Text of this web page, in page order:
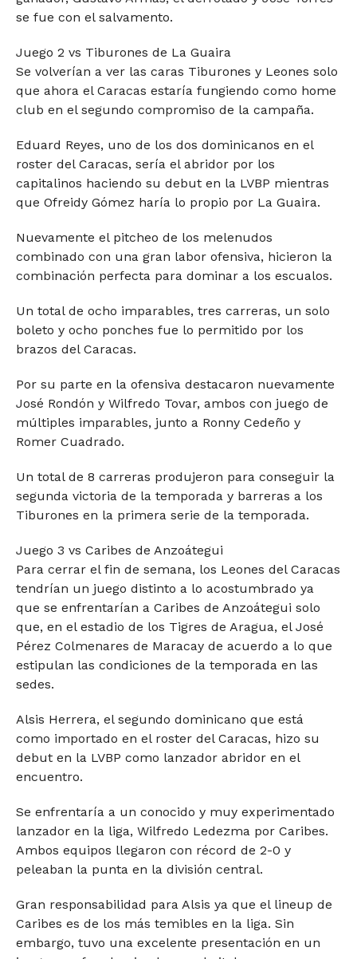
se fue con el salvamento.
Juego 2 vs Tiburones de La Guaira
Se volverían a ver las caras Tiburones y Leones solo
que ahora el Caracas estaría fungiendo como home
club en el segundo compromiso de la campaña.
Eduard Reyes, uno de los dos dominicanos en el
roster del Caracas, sería el abridor por los
capitalinos haciendo su debut en la LVBP mientras
que Ofreidy Gómez haría lo propio por La Guaira.
Nuevamente el pitcheo de los melenudos
combinado con una gran labor ofensiva, hicieron la
combinación perfecta para dominar a los escualos.
Un total de ocho imparables, tres carreras, un solo
boleto y ocho ponches fue lo permitido por los
brazos del Caracas.
Por su parte en la ofensiva destacaron nuevamente
José Rondón y Wilfredo Tovar, ambos con juego de
múltiples imparables, junto a Ronny Cedeño y
Romer Cuadrado.
Un total de 8 carreras produjeron para conseguir la
segunda victoria de la temporada y barreras a los
Tiburones en la primera serie de la temporada.
Juego 3 vs Caribes de Anzoátegui
Para cerrar el fin de semana, los Leones del Caracas
tendrían un juego distinto a lo acostumbrado ya
que se enfrentarían a Caribes de Anzoátegui solo
que, en el estadio de los Tigres de Aragua, el José
Pérez Colmenares de Maracay de acuerdo a lo que
estipulan las condiciones de la temporada en las
sedes.
Alsis Herrera, el segundo dominicano que está
como importado en el roster del Caracas, hizo su
debut en la LVBP como lanzador abridor en el
encuentro.
Se enfrentaría a un conocido y muy experimentado
lanzador en la liga, Wilfredo Ledezma por Caribes.
Ambos equipos llegaron con récord de 2-0 y
peleaban la punta en la división central.
Gran responsabilidad para Alsis ya que el lineup de
Caribes es de los más temibles en la liga. Sin
embargo, tuvo una excelente presentación en un